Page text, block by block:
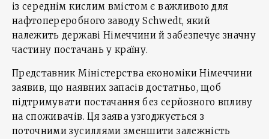
із середнім кислим вмістом є важливою для
нафтопереробного заводу Schwedt, який
належить державі Німеччини й забезпечує значну
частину постачань у країну.
Представник Міністерства економіки Німеччини
заявив, що наявних запасів достатньо, щоб
підтримувати постачання без серйозного впливу
на споживачів. Ця заява узгоджується з
поточними зусиллями зменшити залежність